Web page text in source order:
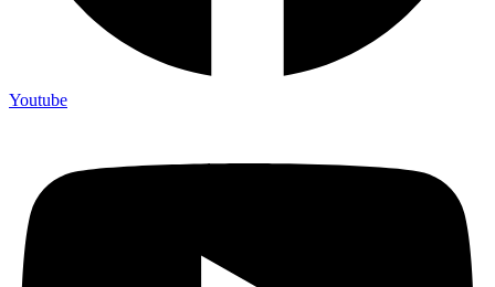
Youtube